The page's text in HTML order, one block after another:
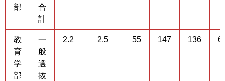
部
合
計
教
育
学
部
一
般
選
抜
2.2 2.5 55 147 136